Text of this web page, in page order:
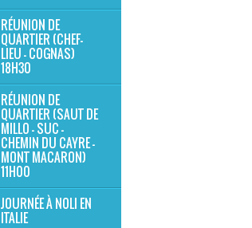
RÉUNION DE
QUARTIER (CHEF-
LIEU - COGNAS)
18H30
RÉUNION DE
QUARTIER (SAUT DE
MILLO - SUC -
CHEMIN DU CAYRE -
MONT MACARON)
11H00
JOURNÉE À NOLI EN
ITALIE